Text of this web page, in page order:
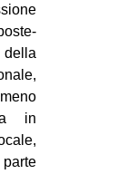
in
parte